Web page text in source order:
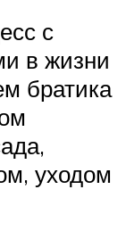
с
в жизни
братика
уходом